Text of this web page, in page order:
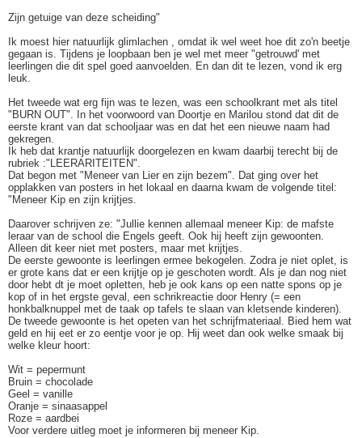
Zijn getuige van deze scheiding"
Ik moest hier natuurlijk glimlachen , omdat ik wel weet hoe dit zo'n beetje
gegaan is. Tijdens je loopbaan ben je wel met meer "getrouwd' met
leerlingen die dit spel goed aanvoelden. En dan dit te lezen, vond ik erg
leuk.
Het tweede wat erg fijn was te lezen, was een schoolkrant met als titel
"BURN OUT". In het voorwoord van Doortje en Marilou stond dat dit de
eerste krant van dat schooljaar was en dat het een nieuwe naam had
gekregen.
Ik heb dat krantje natuurlijk doorgelezen en kwam daarbij terecht bij de
rubriek :"LEERARITEITEN".
Dat begon met "Meneer van Lier en zijn bezem". Dat ging over het
opplakken van posters in het lokaal en daarna kwam de volgende titel:
"Meneer Kip en zijn krijtjes.
Daarover schrijven ze: "Jullie kennen allemaal meneer Kip: de mafste
leraar van de school die Engels geeft. Ook hij heeft zijn gewoonten.
Alleen dit keer niet met posters, maar met krijtjes.
De eerste gewoonte is leerlingen ermee bekogelen. Zodra je niet oplet, is
er grote kans dat er een krijtje op je geschoten wordt. Als je dan nog niet
door hebt dt je moet opletten, heb je ook kans op een natte spons op je
kop of in het ergste geval, een schrikreactie door Henry (= een
honkbalknuppel met de taak op tafels te slaan van kletsende kinderen).
De tweede gewoonte is het opeten van het schrijfmateriaal. Bied hem wat
geld en hij eet er zo eentje voor je op. Hij weet dan ook welke smaak bij
welke kleur hoort:
Wit = pepermunt
Bruin = chocolade
Geel = vanille
Oranje = sinaasappel
Roze = aardbei
Voor verdere uitleg moet je informeren bij meneer Kip.